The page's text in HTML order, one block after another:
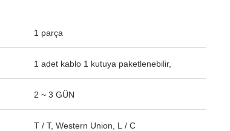
1 parça
1 adet kablo 1 kutuya paketlenebilir,
2 ~ 3 GÜN
T / T, Western Union, L / C